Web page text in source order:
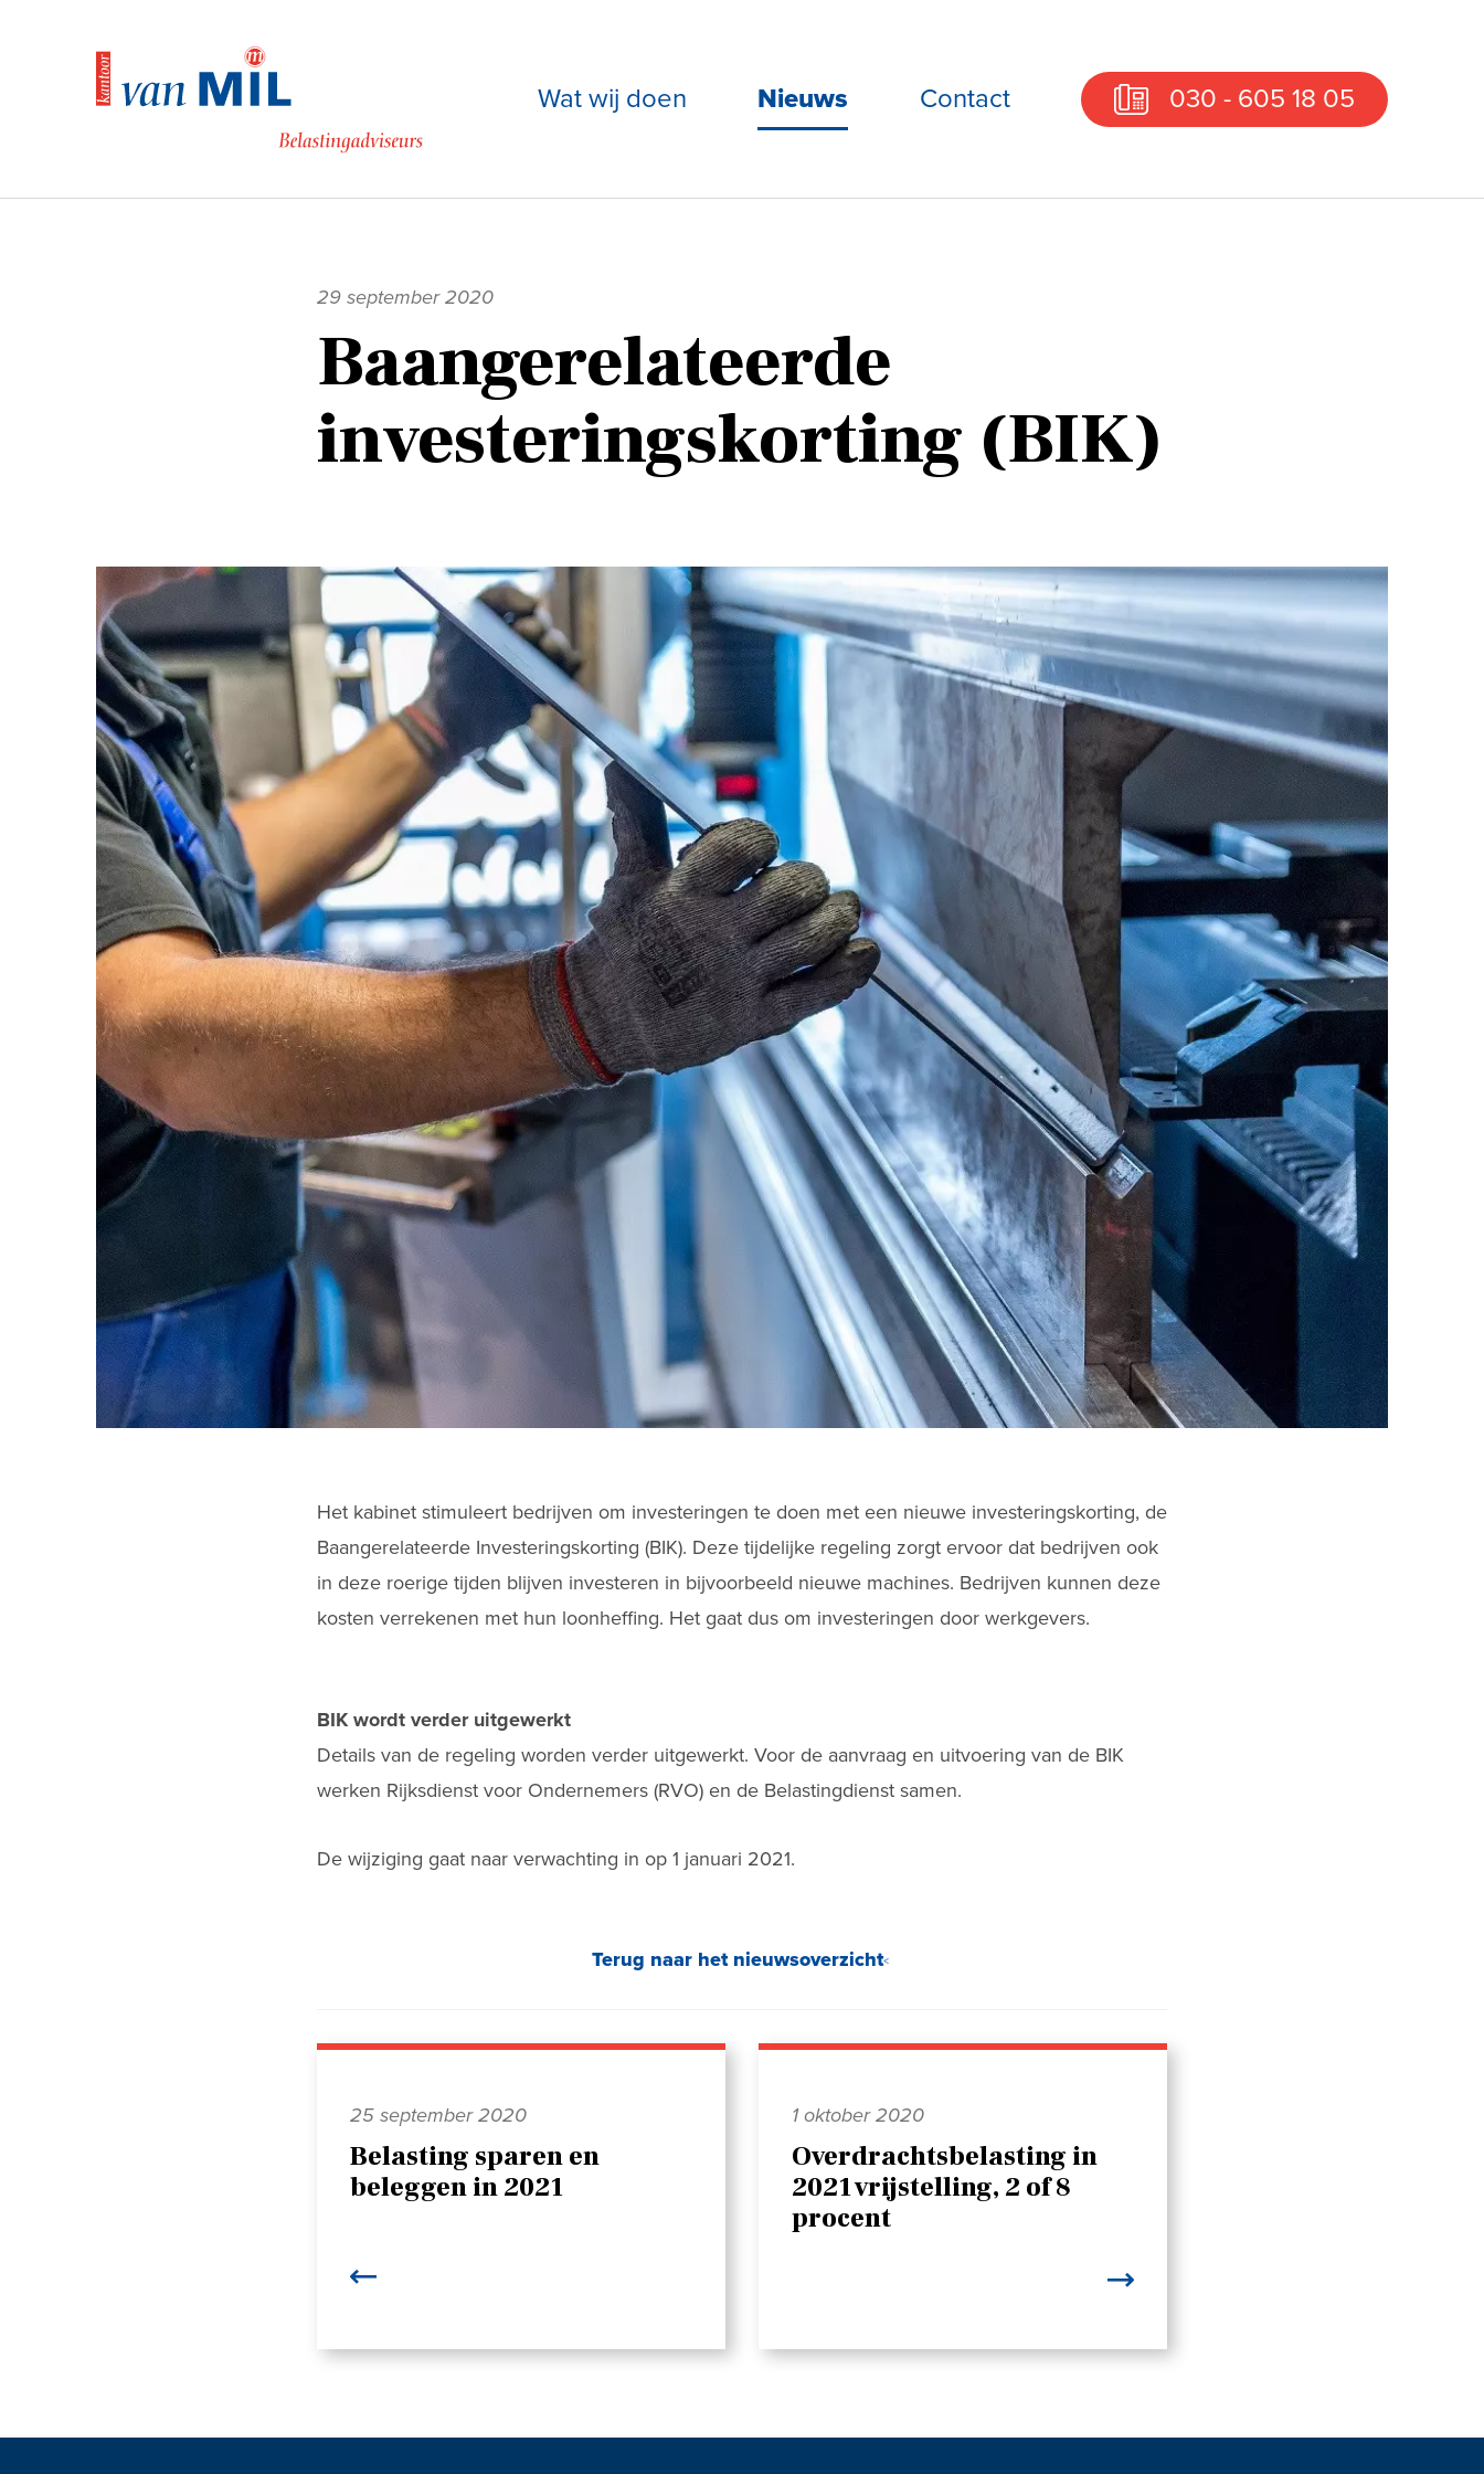
Wat wij doen Nieuws Contact 030 - 605 18 05
29 september 2020
Baangerelateerde
investeringskorting (BIK)
Het kabinet stimuleert bedrijven om investeringen te doen met een nieuwe investeringskorting, de
Baangerelateerde Investeringskorting (BIK). Deze tijdelijke regeling zorgt ervoor dat bedrijven ook
in deze roerige tijden blijven investeren in bijvoorbeeld nieuwe machines. Bedrijven kunnen deze
kosten verrekenen met hun loonheffing. Het gaat dus om investeringen door werkgevers.
BIK wordt verder uitgewerkt
Details van de regeling worden verder uitgewerkt. Voor de aanvraag en uitvoering van de BIK
werken Rijksdienst voor Ondernemers (RVO) en de Belastingdienst samen.
De wijziging gaat naar verwachting in op 1 januari 2021.
Terug naar het nieuwsoverzicht
25 september 2020
Belasting sparen en
beleggen in 2021
1 oktober 2020
Overdrachtsbelasting in
2021 vrijstelling, 2 of 8
procent